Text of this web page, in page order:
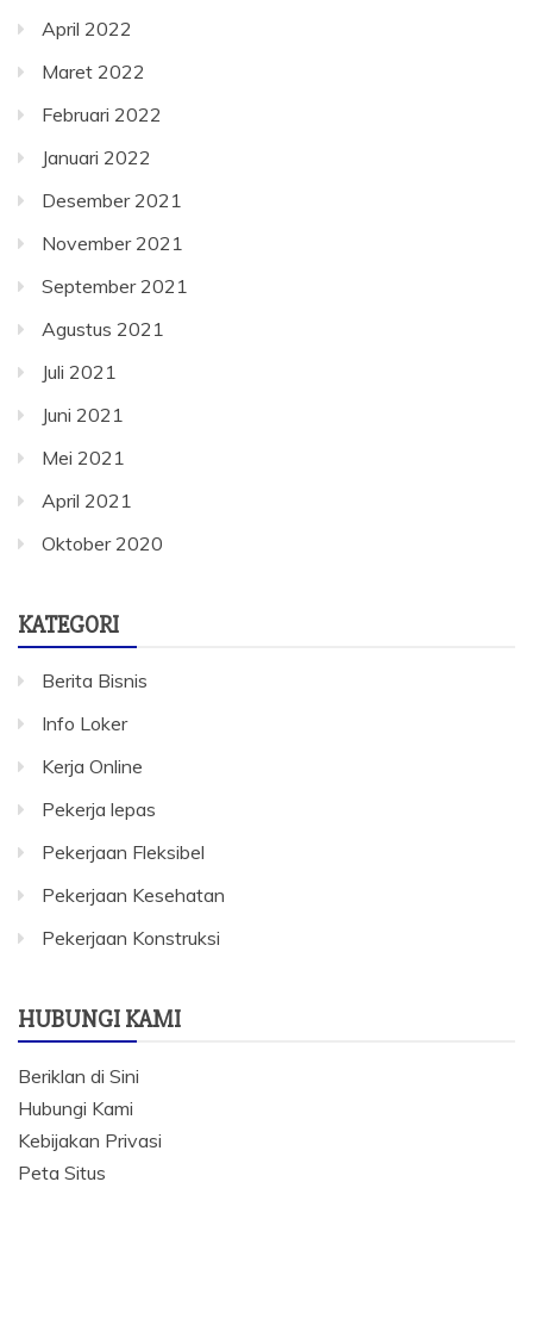
April 2022
Maret 2022
Februari 2022
Januari 2022
Desember 2021
November 2021
September 2021
Agustus 2021
Juli 2021
Juni 2021
Mei 2021
April 2021
Oktober 2020
KATEGORI
Berita Bisnis
Info Loker
Kerja Online
Pekerja lepas
Pekerjaan Fleksibel
Pekerjaan Kesehatan
Pekerjaan Konstruksi
HUBUNGI KAMI
Beriklan di Sini
Hubungi Kami
Kebijakan Privasi
Peta Situs